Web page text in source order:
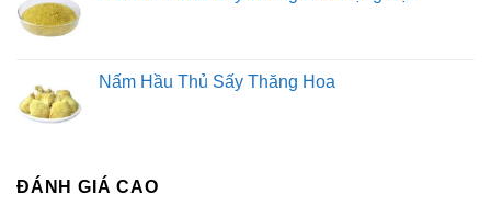
Nấm Hầu Thủ Sấy Thăng Hoa
ĐÁNH GIÁ CAO